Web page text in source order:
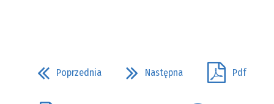
Poprzednia Następna Pdf